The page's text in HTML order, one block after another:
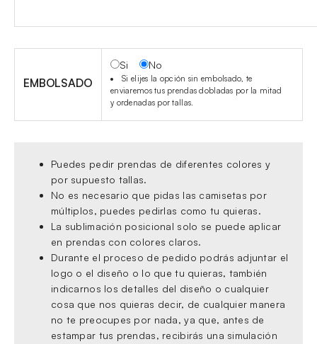
EMBOLSADO
Si No
Si elijes la opción sin embolsado, te
enviaremos tus prendas dobladas por la mitad
y ordenadas por tallas.
Puedes pedir prendas de diferentes colores y
por supuesto tallas.
No es necesario que pidas las camisetas por
múltiplos, puedes pedirlas como tu quieras.
La sublimación posicional solo se puede aplicar
en prendas con colores claros.
Durante el proceso de pedido podrás adjuntar el
logo o el diseño o lo que tu quieras, también
indicarnos los detalles del diseño o cualquier
cosa que nos quieras decir, de cualquier manera
no te preocupes por nada, ya que, antes de
estampar tus prendas, recibirás una simulación